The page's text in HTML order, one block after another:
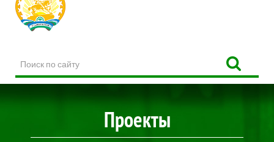
по
сайту
Проекты